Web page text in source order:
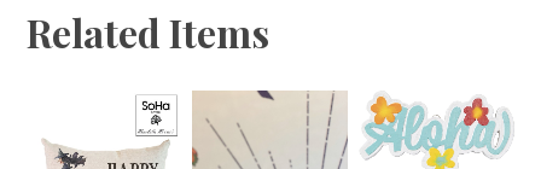
Related Items